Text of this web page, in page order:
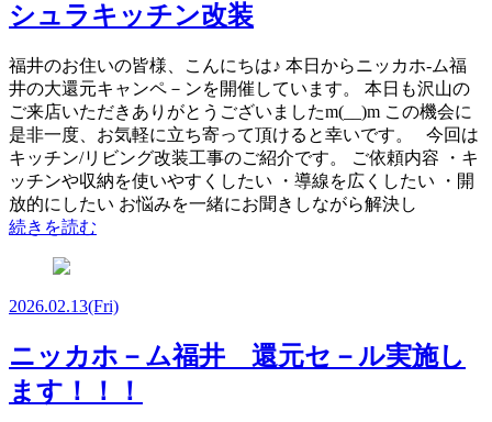
シュラキッチン改装
福井のお住いの皆様、こんにちは♪ 本日からニッカホ-ム福
井の大還元キャンペ－ンを開催しています。 本日も沢山の
ご来店いただきありがとうございましたm(__)m この機会に
是非一度、お気軽に立ち寄って頂けると幸いです。 今回は
キッチン/リビング改装工事のご紹介です。 ご依頼内容 ・キ
ッチンや収納を使いやすくしたい ・導線を広くしたい ・開
放的にしたい お悩みを一緒にお聞きしながら解決し
続きを読む
2026.02.13(Fri)
ニッカホ－ム福井 還元セ－ル実施し
ます！！！